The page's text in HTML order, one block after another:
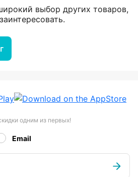
выбор других товаров,
одним из первых!
Email